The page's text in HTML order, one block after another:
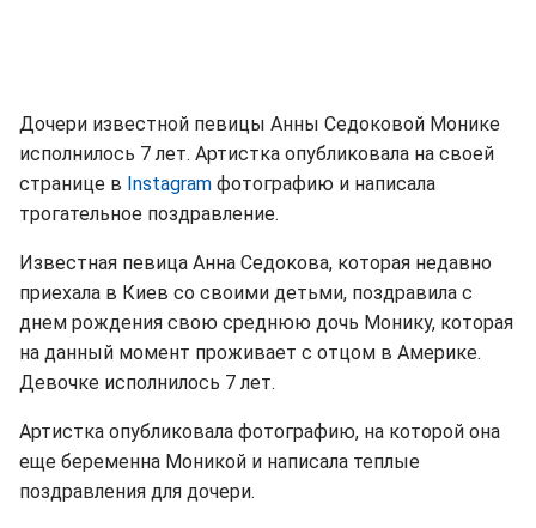
Дочери известной певицы Анны Седоковой Монике
исполнилось 7 лет. Артистка опубликовала на своей
странице в Instagram фотографию и написала
трогательное поздравление.
Известная певица Анна Седокова, которая недавно
приехала в Киев со своими детьми, поздравила с
днем рождения свою среднюю дочь Монику, которая
на данный момент проживает с отцом в Америке.
Девочке исполнилось 7 лет.
Артистка опубликовала фотографию, на которой она
еще беременна Моникой и написала теплые
поздравления для дочери.